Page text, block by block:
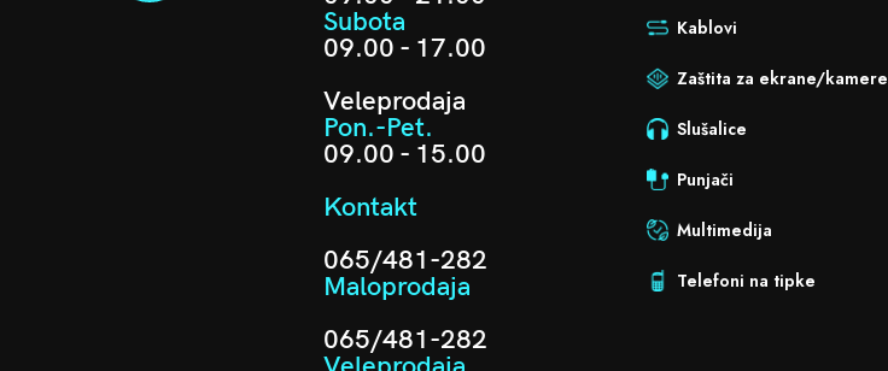
Subota
09.00 - 17.00
Veleprodaja
Pon.-Pet.
09.00 - 15.00
Kontakt
065/481-282
Maloprodaja
065/481-282
Kablovi
Zaštita za ekrane/kamere
Slušalice
Punjači
Multimedija
Telefoni na tipke